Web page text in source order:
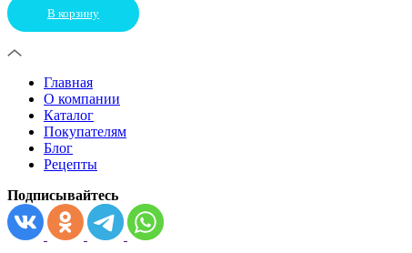
В корзину
Главная
О компании
Каталог
Покупателям
Блог
Рецепты
Подписывайтесь